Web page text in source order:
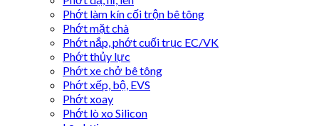
Phớt làm kín cối trộn bê tông
Phớt mặt chà
Phớt nắp, phớt cuối trục EC/VK
Phớt thủy lực
Phớt xe chở bê tông
Phớt xếp, bộ, EVS
Phớt xoay
Phớt lò xo Silicon